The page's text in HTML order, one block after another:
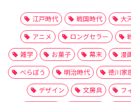
江戸時代 戦国時代 大
アニメ
ロングセラー
雑学
お菓子 幕末 漫
べらぼう
明治時代 徳川家
デザイン
文房具 フ